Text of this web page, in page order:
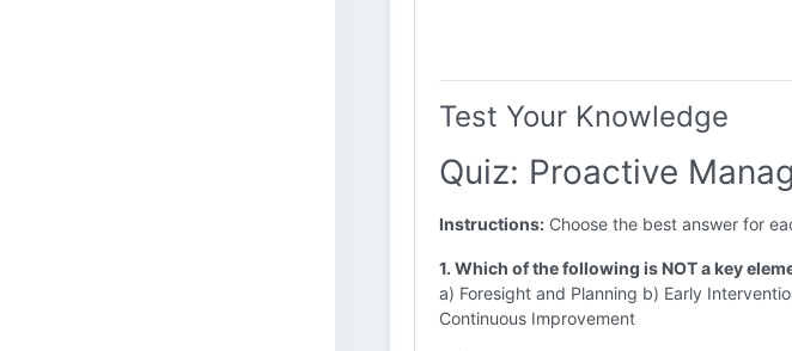
Test Your Knowledge
Quiz: Proactive
Instructions: Choose the best answer for
1. Which of the following is NOT a key
a) Foresight and Planning b) Early
Continuous Improvement